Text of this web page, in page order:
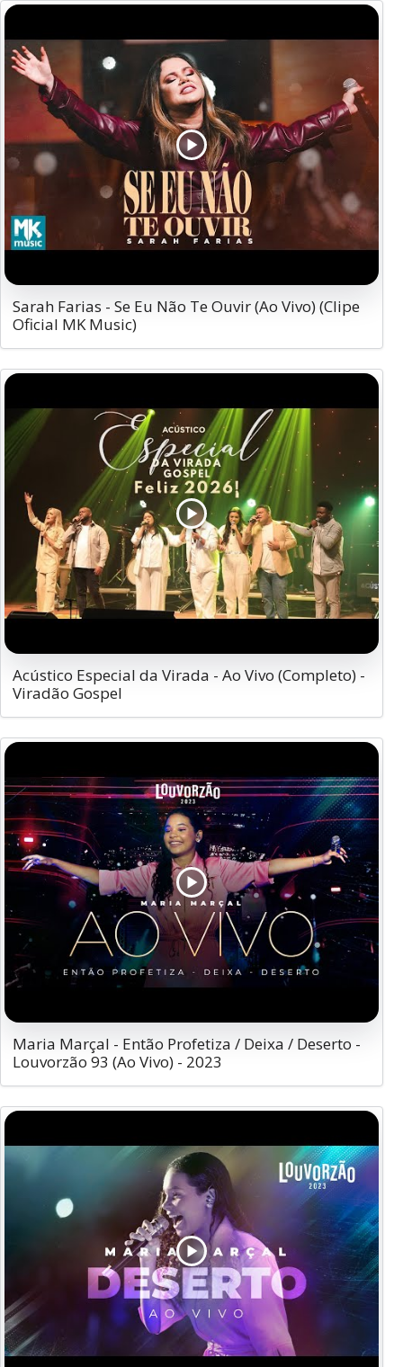
Sarah Farias - Se Eu Não Te Ouvir (Ao Vivo) (Clipe
Oficial MK Music)
Acústico Especial da Virada - Ao Vivo (Completo) -
Viradão Gospel
Maria Marçal - Então Profetiza / Deixa / Deserto -
Louvorzão 93 (Ao Vivo) - 2023